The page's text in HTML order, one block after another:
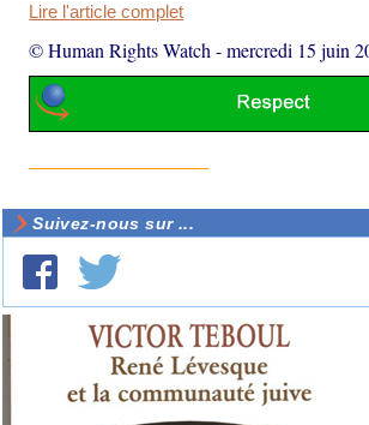
Lire l'article complet
© Human Rights Watch -mercredi 15 juin
Suivez-nous sur ...